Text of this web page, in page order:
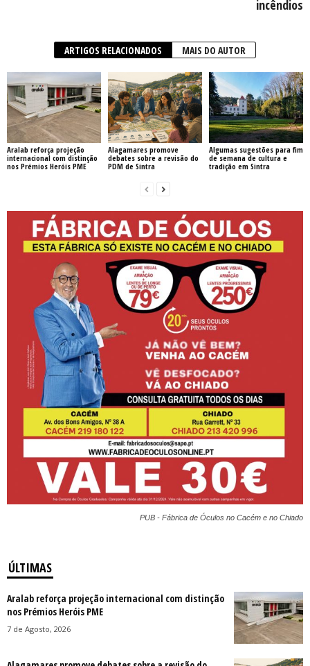
incêndios
ARTIGOS RELACIONADOS MAIS DO AUTOR
Aralab reforça projeção
internacional com distinção
nos Prémios Heróis PME
Alagamares promove
debates sobre a revisão do
PDM de Sintra
Algumas sugestões para fim
de semana de cultura e
tradição em Sintra
PUB - Fábrica de Óculos no Cacém e no Chiado
ÚLTIMAS
Aralab reforça projeção internacional com distinção
nos Prémios Heróis PME
7 de Agosto, 2026